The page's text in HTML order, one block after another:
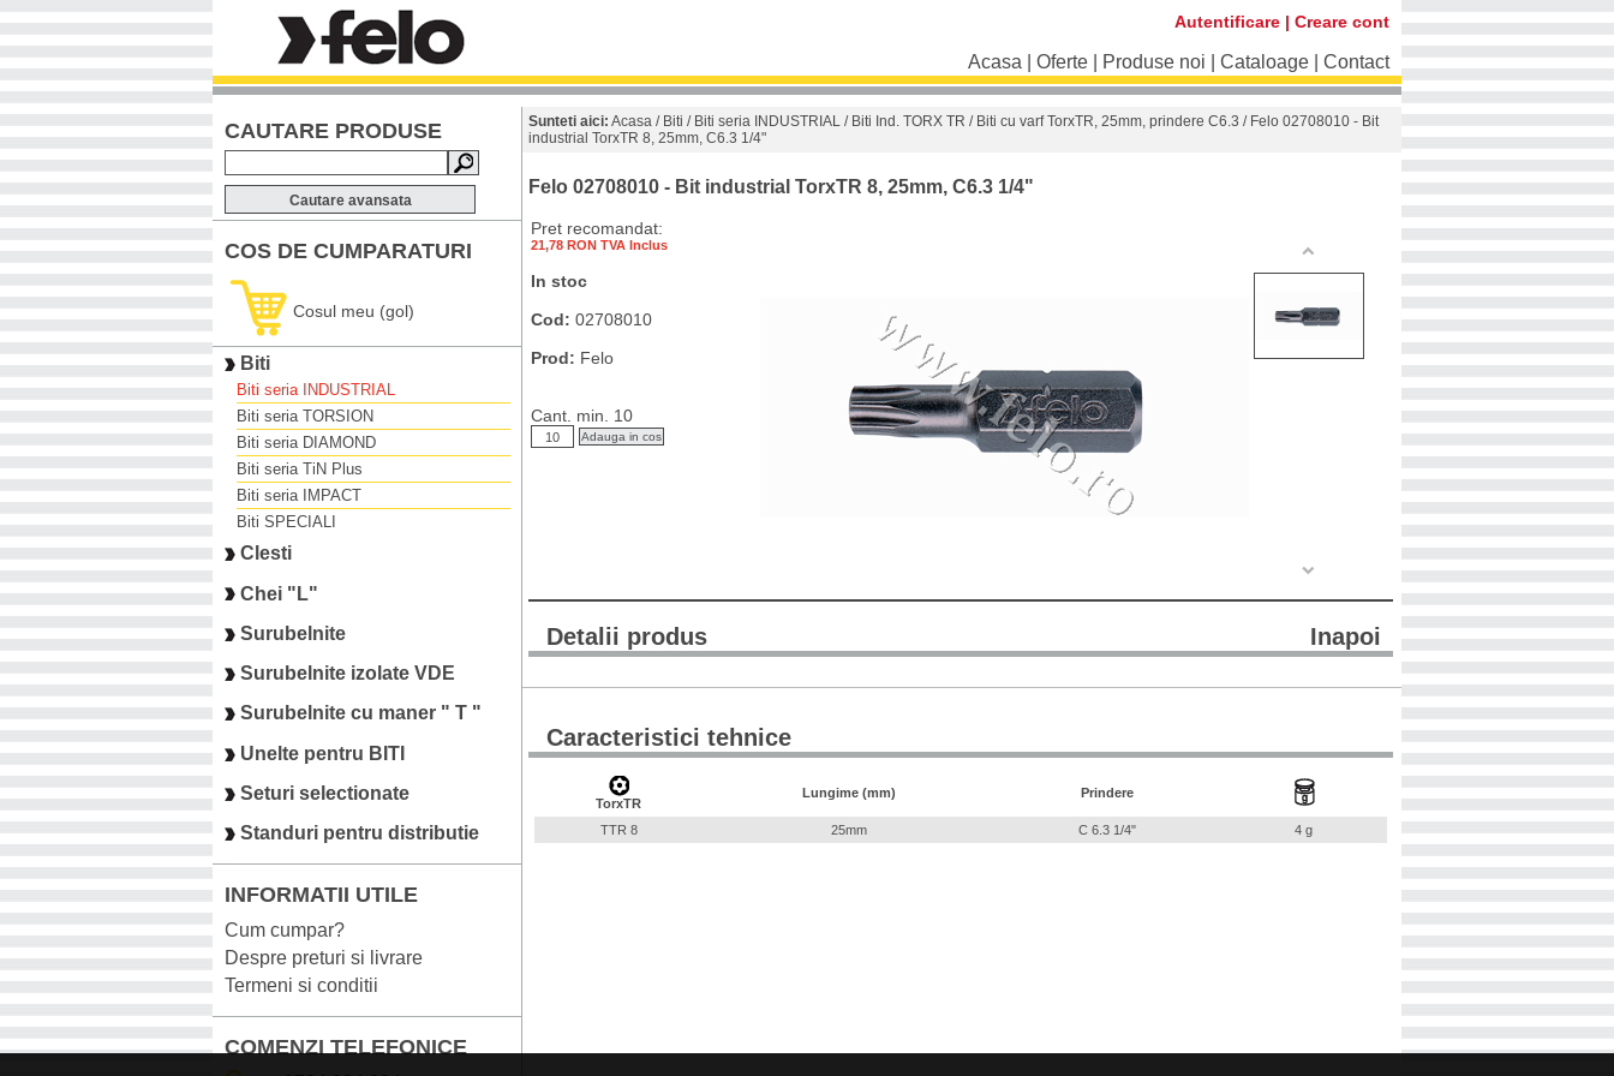
Autentificare | Creare cont
Acasa Oferte Produse noi Cataloage Contact
CAUTARE PRODUSE
Cautare avansata
COS DE CUMPARATURI
Cosul meu (gol)
Biti
Biti seria INDUSTRIAL
Biti seria TORSION
Biti seria DIAMOND
Biti seria TiN Plus
Biti seria IMPACT
Biti SPECIALI
Clesti
Chei "L"
Surubelnite
Surubelnite izolate VDE
Surubelnite cu maner " T "
Unelte pentru BITI
Seturi selectionate
Standuri pentru distributie
INFORMATII UTILE
Cum cumpar?
Despre preturi si livrare
Termeni si conditii
COMENZI TELEFONICE
Sunteti aici: Acasa / Biti / Biti seria INDUSTRIAL / Biti Ind. TORX TR / Biti cu varf TorxTR, 25mm, prindere C6.3 / Felo 02708010 - Bit
industrial TorxTR 8, 25mm, C6.3 1/4"
Felo 02708010 - Bit industrial TorxTR 8, 25mm, C6.3 1/4"
Pret recomandat:
21,78 RON TVA Inclus
In stoc
Cod: 02708010
Prod: Felo
Cant. min. 10
Detalii produs Inapoi
Caracteristici tehnice
TorxTR
Lungime (mm) Prindere
TTR 8 25mm C 6.3 1/4" 4 g